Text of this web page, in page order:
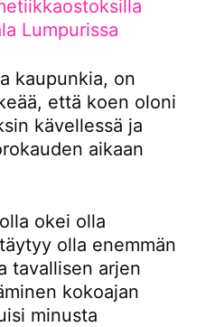
Lumpurissa
kaupunkia, on
että koen oloni
kävellessä ja
aikaan
okei olla
olla enemmän
tavallisen arjen
kokoajan
minusta